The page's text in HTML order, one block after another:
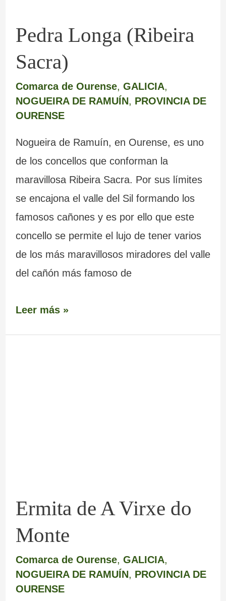
Pedra Longa (Ribeira
Sacra)
Comarca de Ourense, GALICIA,
NOGUEIRA DE RAMUÍN, PROVINCIA DE
OURENSE
Nogueira de Ramuín, en Ourense, es uno
de los concellos que conforman la
maravillosa Ribeira Sacra. Por sus límites
se encajona el valle del Sil formando los
famosos cañones y es por ello que este
concello se permite el lujo de tener varios
de los más maravillosos miradores del valle
del cañón más famoso de
Leer más »
Ermita de A Virxe do
Monte
Comarca de Ourense, GALICIA,
NOGUEIRA DE RAMUÍN, PROVINCIA DE
OURENSE